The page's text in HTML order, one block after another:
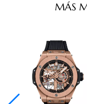
MÁS